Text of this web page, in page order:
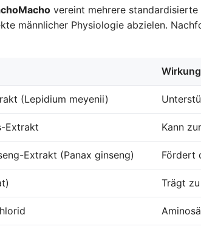
vereint mehrere
männlicher Physiologie abzielen.
(Lepidium meyenii)
Extrakt Kann
Extrakt (Panax ginseng) Fördert
Trägt